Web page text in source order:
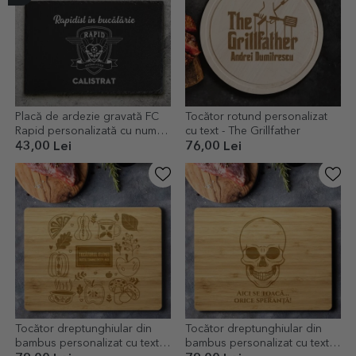
Placă de ardezie gravată FC
Rapid personalizată cu nume
și mesaj
43,00 Lei
Tocător rotund personalizat
cu text - The Grillfather
76,00 Lei
Tocător dreptunghiular din
bambus personalizat cu text -
Tocător dreptunghiular din
bambus personalizat cu text -